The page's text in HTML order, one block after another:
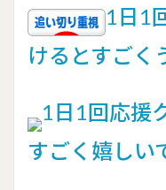
1日1
けるとすごく
1日1回応援
すごく嬉しい